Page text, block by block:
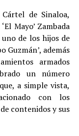
de Sinaloa,
Mayo’ Zambada
de los hijos de
Guzmán’, además
armados
un número
a simple vista,
con los
contenidos y sus